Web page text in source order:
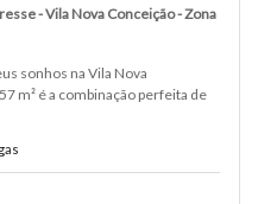
- Vila Nova Conceição - Zona
sonhos na Vila Nova
m² é a combinação perfeita de